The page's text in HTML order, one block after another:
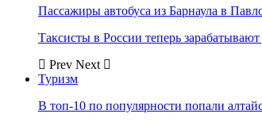
Пассажиры автобуса из Барнаула в
Таксисты в России теперь
Prev Next
Туризм
В топ-10 по популярности попали